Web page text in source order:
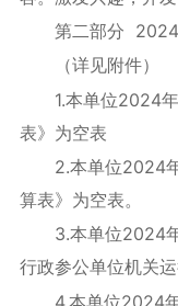
第二部分
（详见附件）
1.本单位2024
表》为空表
2.本单位2024
算表》为空表。
3.本单位2024
行政参公单位机关
4.本单位2024